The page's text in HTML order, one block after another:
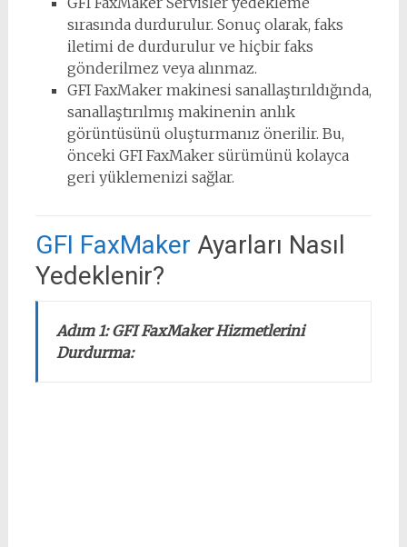
sırasında durdurulur. Sonuç olarak, faks
iletimi de durdurulur ve hiçbir faks
gönderilmez veya alınmaz.
GFI FaxMaker makinesi sanallaştırıldığında,
sanallaştırılmış makinenin anlık
görüntüsünü oluşturmanız önerilir. Bu,
önceki GFI FaxMaker sürümünü kolayca
geri yüklemenizi sağlar.
GFI FaxMaker Ayarları Nasıl
Yedeklenir?
Adım 1: GFI FaxMaker Hizmetlerini
Durdurma: